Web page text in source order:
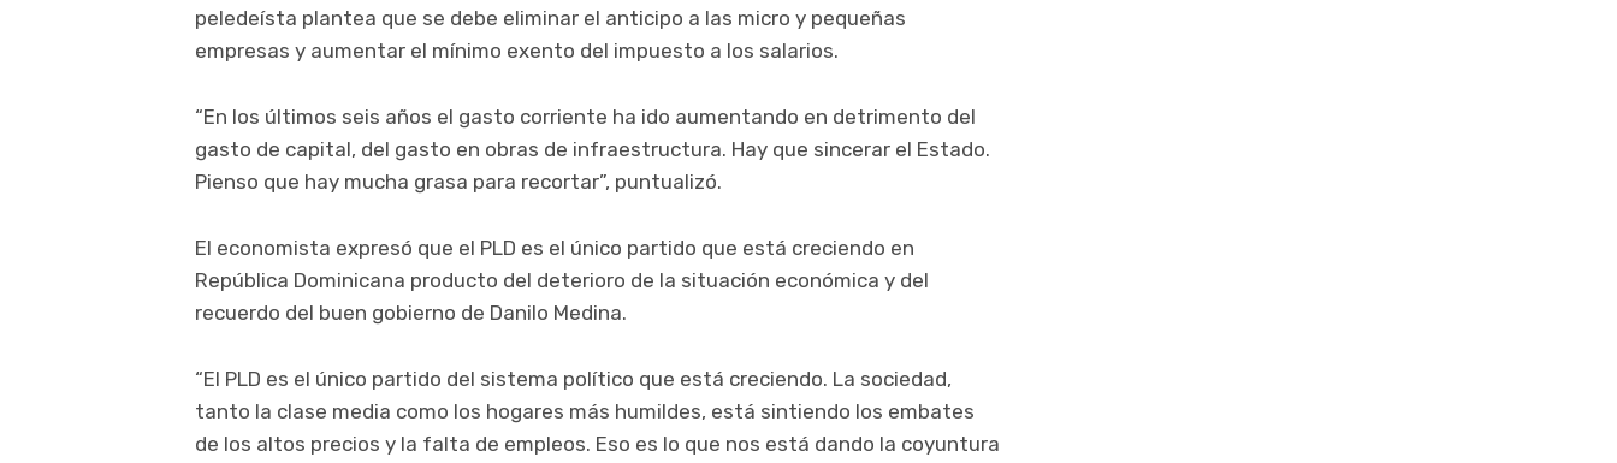
peledeísta plantea que se debe eliminar el anticipo a las micro y pequeñas
empresas y aumentar el mínimo exento del impuesto a los salarios.
“En los últimos seis años el gasto corriente ha ido aumentando en detrimento del
gasto de capital, del gasto en obras de infraestructura. Hay que sincerar el Estado.
Pienso que hay mucha grasa para recortar”, puntualizó.
El economista expresó que el PLD es el único partido que está creciendo en
República Dominicana producto del deterioro de la situación económica y del
recuerdo del buen gobierno de Danilo Medina.
“El PLD es el único partido del sistema político que está creciendo. La sociedad,
tanto la clase media como los hogares más humildes, está sintiendo los embates
de los altos precios y la falta de empleos. Eso es lo que nos está dando la coyuntura